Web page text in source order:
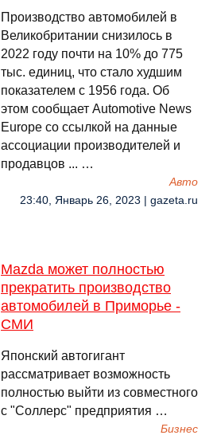
Производство автомобилей в
Великобритании снизилось в
2022 году почти на 10% до 775
тыс. единиц, что стало худшим
показателем с 1956 года. Об
этом сообщает Automotive News
Europe со ссылкой на данные
ассоциации производителей и
продавцов ... …
Авто
23:40, Январь 26, 2023 | gazeta.ru
Mazda может полностью
прекратить производство
автомобилей в Приморье -
СМИ
Японский автогигант
рассматривает возможность
полностью выйти из совместного
с "Соллерс" предприятия …
Бизнес